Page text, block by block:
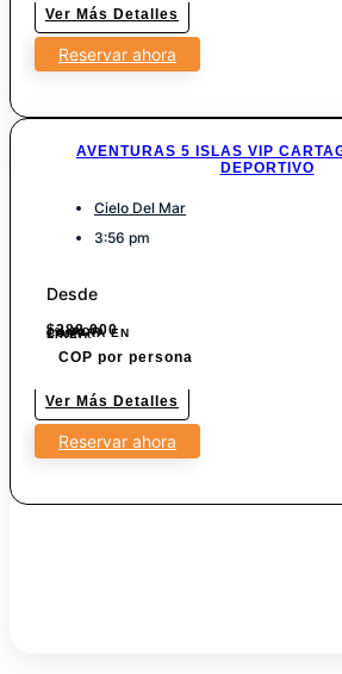
Ver Más Detalles
Reservar ahora
AVENTURAS 5 ISLAS VIP
DEPORTIVO
Cielo Del Mar
3:56 pm
Desde
$288.000
7% POR COMPRA EN LINEA.
COP por persona
Ver Más Detalles
Reservar ahora